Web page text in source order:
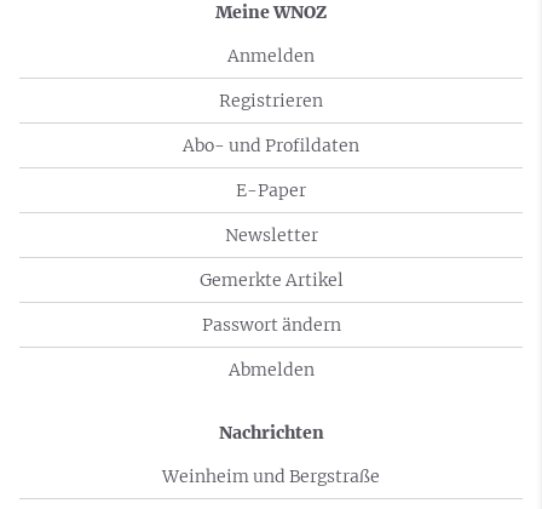
Meine WNOZ
Anmelden
Registrieren
Abo- und Profildaten
E-Paper
Newsletter
Gemerkte Artikel
Passwort ändern
Abmelden
Nachrichten
Weinheim und Bergstraße